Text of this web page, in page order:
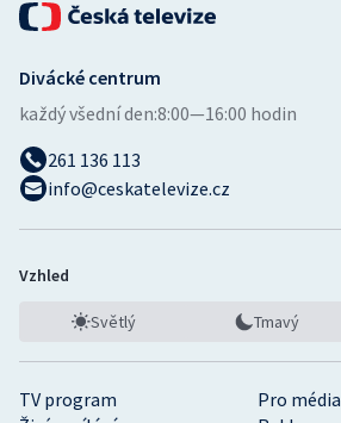
TV program
Pro média
Divácké centrum
každý všední den:8:00—16:00 hodin
261 136 113
info@ceskatelevize.cz
Vzhled
Světlý Tmavý